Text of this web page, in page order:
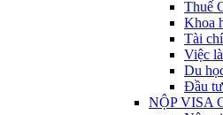
Thuế
Khoa
Tài
Việc
Du
Đầu
NỘP VISA